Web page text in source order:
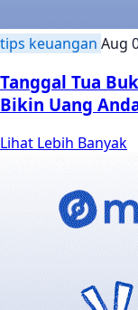
tips keuangan Aug
Tanggal Tua
Bikin Uang
Lihat Lebih Banyak